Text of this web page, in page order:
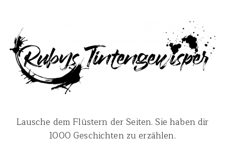
Lausche dem Flüstern der Seiten. Sie haben dir
1000 Geschichten zu erzählen.